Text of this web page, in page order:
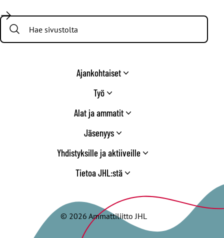
/
Twitter
Search:
Ajankohtaiset
Työ
Alat ja ammatit
Jäsenyys
Yhdistyksille ja aktiiveille
Tietoa JHL:stä
© 2026 Ammattiliitto JHL